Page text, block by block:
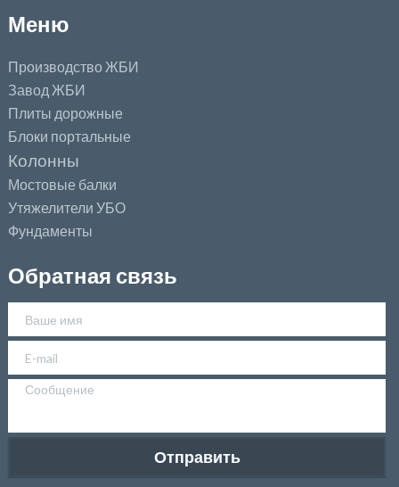
Меню
Производство ЖБИ
Завод ЖБИ
Плиты дорожные
Блоки портальные
Колонны
Мостовые балки
Утяжелители УБО
Фундаменты
Обратная связь